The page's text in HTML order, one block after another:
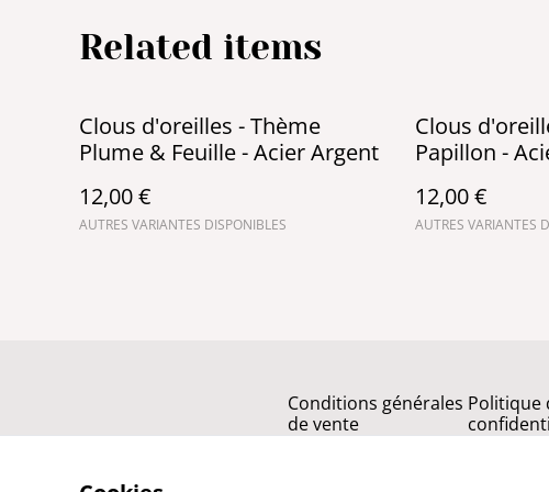
Related items
Clous d'oreilles - Thème
Plume & Feuille - Acier Argent
12,00 €
AUTRES VARIANTES DISPONIBLES
Clous
Papillon -
12,00 €
AUTRES VARIANTES
Conditions générales
de vente
Politique